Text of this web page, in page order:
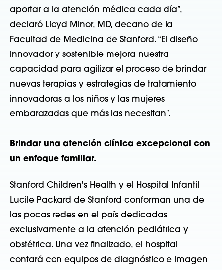
aportar a la atención médica cada día”,
declaró Lloyd Minor, MD, decano de la
Facultad de Medicina de Stanford. “El diseño
innovador y sostenible mejora nuestra
capacidad para agilizar el proceso de brindar
nuevas terapias y estrategias de tratamiento
innovadoras a los niños y las mujeres
embarazadas que más las necesitan”.
Brindar una atención clínica excepcional con
un enfoque familiar.
Stanford Children's Health y el Hospital Infantil
Lucile Packard de Stanford conforman una de
las pocas redes en el país dedicadas
exclusivamente a la atención pediátrica y
obstétrica. Una vez finalizado, el hospital
contará con equipos de diagnóstico e imagen